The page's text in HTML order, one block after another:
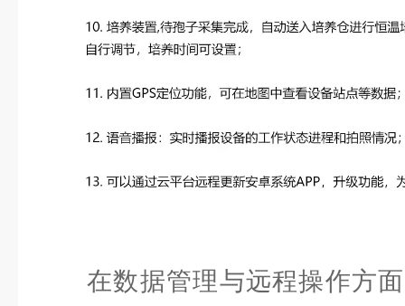
在数据管理与远程操作方